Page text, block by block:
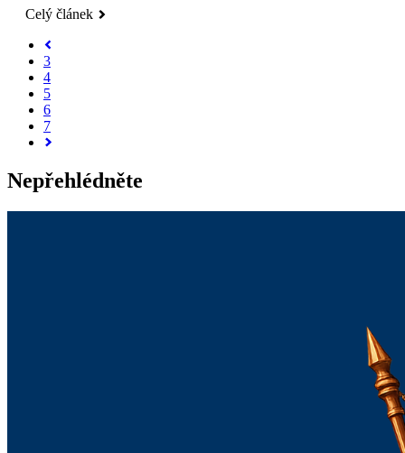
Celý článek
3
4
5
6
7
Nepřehlédněte